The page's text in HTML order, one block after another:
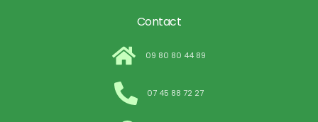
Contact
09 80 80 44 89
07 45 88 72 27